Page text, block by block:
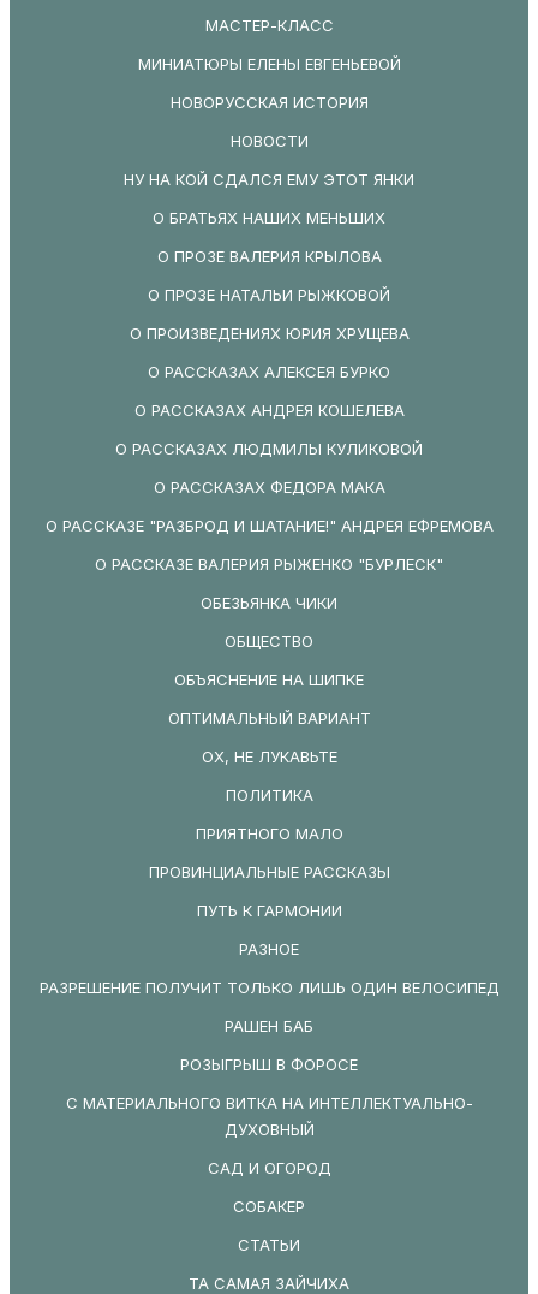
МАСТЕР-КЛАСС
МИНИАТЮРЫ ЕЛЕНЫ ЕВГЕНЬЕВОЙ
НОВОРУССКАЯ ИСТОРИЯ
НОВОСТИ
НУ НА КОЙ СДАЛСЯ ЕМУ ЭТОТ ЯНКИ
О БРАТЬЯХ НАШИХ МЕНЬШИХ
О ПРОЗЕ ВАЛЕРИЯ КРЫЛОВА
О ПРОЗЕ НАТАЛЬИ РЫЖКОВОЙ
О ПРОИЗВЕДЕНИЯХ ЮРИЯ ХРУЩЕВА
О РАССКАЗАХ АЛЕКСЕЯ БУРКО
О РАССКАЗАХ АНДРЕЯ КОШЕЛЕВА
О РАССКАЗАХ ЛЮДМИЛЫ КУЛИКОВОЙ
О РАССКАЗАХ ФЕДОРА МАКА
О РАССКАЗЕ "РАЗБРОД И ШАТАНИЕ!" АНДРЕЯ ЕФРЕМОВА
О РАССКАЗЕ ВАЛЕРИЯ РЫЖЕНКО "БУРЛЕСК"
ОБЕЗЬЯНКА ЧИКИ
ОБЩЕСТВО
ОБЪЯСНЕНИЕ НА ШИПКЕ
ОПТИМАЛЬНЫЙ ВАРИАНТ
ОХ, НЕ ЛУКАВЬТЕ
ПОЛИТИКА
ПРИЯТНОГО МАЛО
ПРОВИНЦИАЛЬНЫЕ РАССКАЗЫ
ПУТЬ К ГАРМОНИИ
РАЗНОЕ
РАЗРЕШЕНИЕ ПОЛУЧИТ ТОЛЬКО ЛИШЬ ОДИН ВЕЛОСИПЕД
РАШЕН БАБ
РОЗЫГРЫШ В ФОРОСЕ
С МАТЕРИАЛЬНОГО ВИТКА НА ИНТЕЛЛЕКТУАЛЬНО-
ДУХОВНЫЙ
САД И ОГОРОД
СОБАКЕР
СТАТЬИ
ТА САМАЯ ЗАЙЧИХА